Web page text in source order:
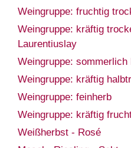
Weingruppe: fruchtig
Weingruppe: kräftig
Laurentiuslay
Weingruppe: sommerlich
Weingruppe: kräftig
Weingruppe: feinherb
Weingruppe: kräftig
Weißherbst - Rosé